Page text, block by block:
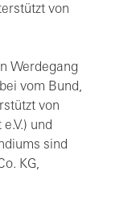
von
Werdegang
vom Bund,
von
und
sind
KG,